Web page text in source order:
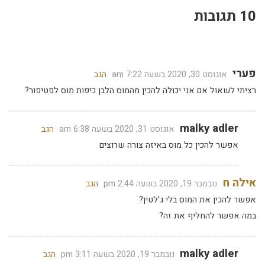
10 תגובות
פערי אוגוסט 30, 2020 בשעה 7:22 am
הגב
רציתי לשאול אם אני יכולה להכין מהמוס הלבן כיפות מוס לפטיפור?
malky adler אוגוסט 31, 2020 בשעה 6:38 am
הגב
אפשר להכין כל מוס באיזה צורה שרוצים
אילה ח נובמבר 19, 2020 בשעה 2:44 pm
הגב
אפשר להכין את המוס בלי ג'לטין?
במה אפשר להחליף את זה?
malky adler נובמבר 19, 2020 בשעה 3:11 pm
הגב